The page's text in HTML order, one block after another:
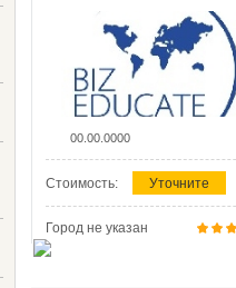
00.00.0000
Стоимость: Уточните
Город не указан